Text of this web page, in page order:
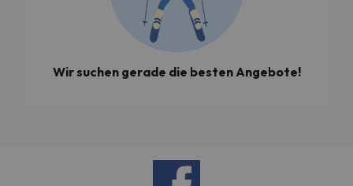
Wir suchen gerade die besten Angebote!